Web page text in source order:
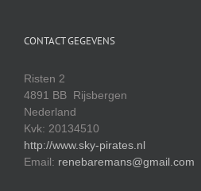
CONTACT GEGEVENS
Risten 2
4891 BB Rijsbergen
Nederland
Kvk: 20134510
http://www.sky-pirates.nl
Email: renebaremans@gmail.com